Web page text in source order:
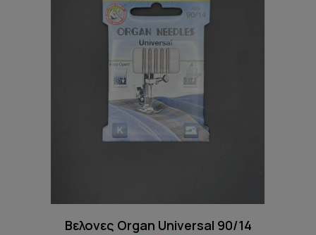
Βελονες Organ Universal 90/14